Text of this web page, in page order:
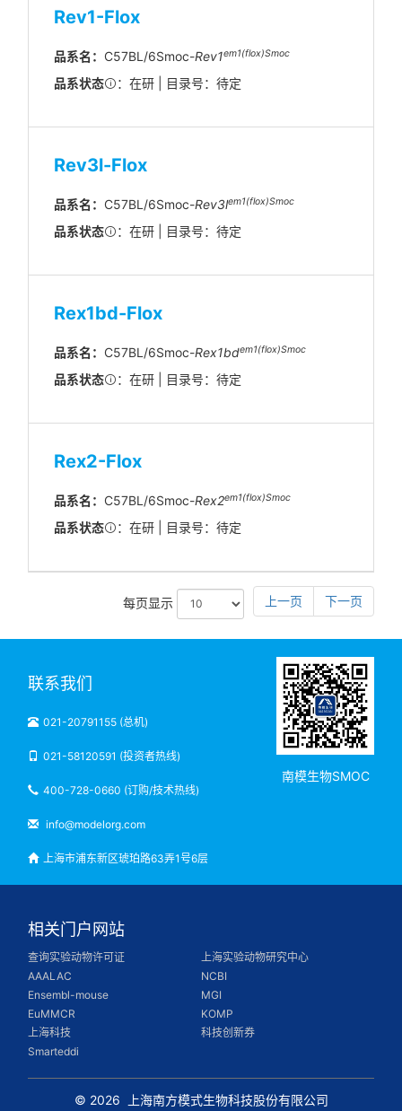
Rev1-Flox
品系名： C57BL/6Smoc-Rev1em1(flox)Smoc
品系状态 ：在研 | 目录号：待定
Rev3l-Flox
品系名： C57BL/6Smoc-Rev3lem1(flox)Smoc
品系状态 ：在研 | 目录号：待定
Rex1bd-Flox
品系名： C57BL/6Smoc-Rex1bdem1(flox)Smoc
品系状态 ：在研 | 目录号：待定
Rex2-Flox
品系名： C57BL/6Smoc-Rex2em1(flox)Smoc
品系状态 ：在研 | 目录号：待定
每页显示 上一页 下一页
联系我们
021-20791155 (总机)
021-58120591 (投资者热线)
400-728-0660 (订购/技术热线)
info@modelorg.com
上海市浦东新区琥珀路63弄1号6层
南模生物SMOC
相关门户网站
查询实验动物许可证
上海实验动物研究中心
AAALAC
NCBI
Ensembl-mouse
MGI
EuMMCR
KOMP
上海科技
科技创新券
Smarteddi
© 2026 上海南方模式生物科技股份有限公司